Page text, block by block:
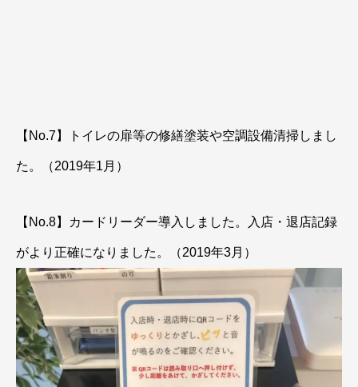
【No.7】トイレの扉等の修繕塗装や空調設備清掃しまし
た。（2019年1月）
【No.8】カードリーダー導入しました。入店・退店記録
がより正確になりました。（2019年3月）